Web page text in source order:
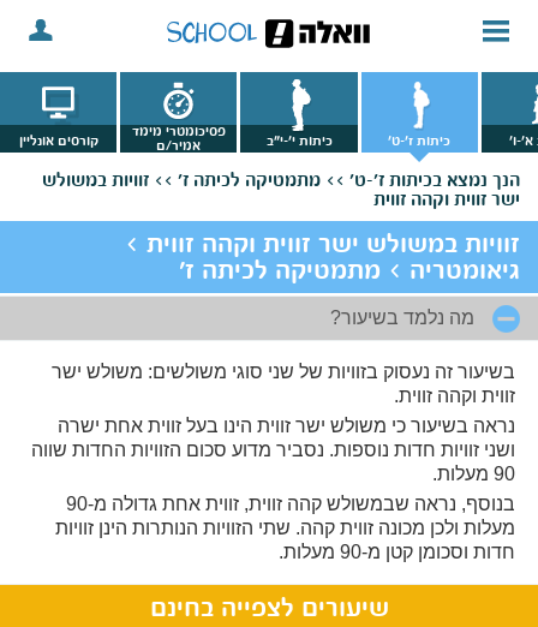
א'-ו' כיתות ז'-ט' כיתות י'-י"ב
פסיכומטרי מימד
אמיר/ם
קורסים אונליין
הנך נמצא בכיתות ז'-ט' >> מתמטיקה לכיתה ז' >> זוויות במשולש
ישר זווית וקהה זווית
זוויות במשולש ישר זווית וקהה זווית >
גיאומטריה > מתמטיקה לכיתה ז'
מה נלמד בשיעור?
בשיעור זה נעסוק בזוויות של שני סוגי משולשים: משולש ישר
זווית וקהה זווית.
נראה בשיעור כי משולש ישר זווית הינו בעל זווית אחת ישרה
ושני זוויות חדות נוספות. נסביר מדוע סכום הזוויות החדות שווה
90 מעלות.
בנוסף, נראה שבמשולש קהה זווית, זווית אחת גדולה מ-90
מעלות ולכן מכונה זווית קהה. שתי הזוויות הנותרות הינן זוויות
חדות וסכומן קטן מ-90 מעלות.
שיעורים לצפייה בחינם